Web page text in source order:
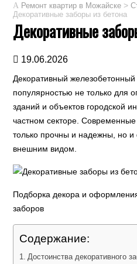
Ремонт квартир в Можайске >
Декоративные заборы из бетона
Декоративные
19.06.2026
Декоративный
популярностью не только для
зданий и объектов городской
частном секторе.
только прочны и надежны, но
внешним видом.
Подборка декора и
заборов
Содержание:
Достоинства декоративного